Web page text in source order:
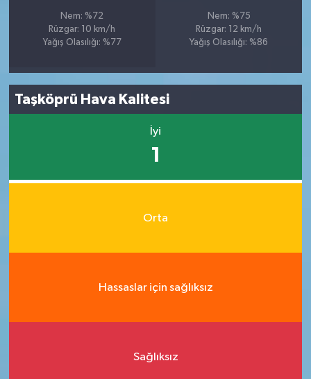
Nem: %72
Rüzgar: 10 km/h
Yağış Olasılığı: %77
Nem: %75
Rüzgar: 12 km/h
Yağış Olasılığı: %86
Taşköprü Hava Kalitesi
İyi
1
Orta
Hassaslar için sağlıksız
Sağlıksız